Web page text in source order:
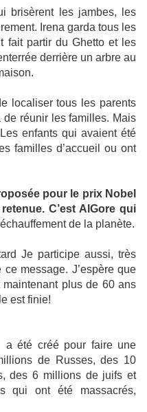
brisèrent les jambes, les
Irena garda tous les
fait partir du Ghetto et les
derrière un arbre au
localiser tous les parents
réunir les familles. Mais
enfants qui avaient été
familles d’accueil ou ont
pour le prix Nobel
C’est AlGore qui
de la planète.
Je participe aussi, très
message. J’espère que
plus de 60 ans
est finie!
été créé pour faire une
de Russes, des 10
des 6 millions de juifs et
qui ont été massacrés,